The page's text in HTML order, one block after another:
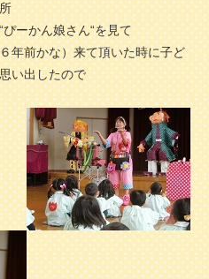
ーかん娘さん“を見て
年前かな）来て頂いた時に子ど
い出したので